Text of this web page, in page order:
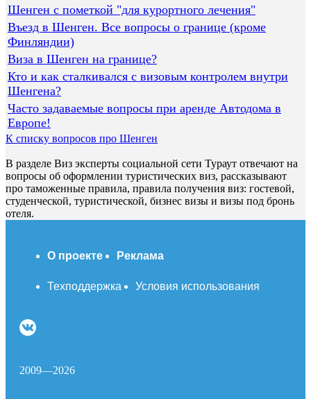
Шенген с пометкой "для курортного лечения"
Въезд в Шенген. Все вопросы о границе (кроме
Финляндии)
Виза в Шенген на границе?
Кто и как сталкивался с визовым контролем внутри
Шенгена?
Часто задаваемые вопросы при аренде Автодома в
Европе!
К списку вопросов про Шенген
В разделе Виз эксперты социальной сети Тураут отвечают на
вопросы об оформлении туристических виз, рассказывают
про таможенные правила, правила получения виз: гостевой,
студенческой, туристической, бизнес визы и визы под бронь
отеля.
О проекте Реклама
Техподдержка Условия использования
2009—2026